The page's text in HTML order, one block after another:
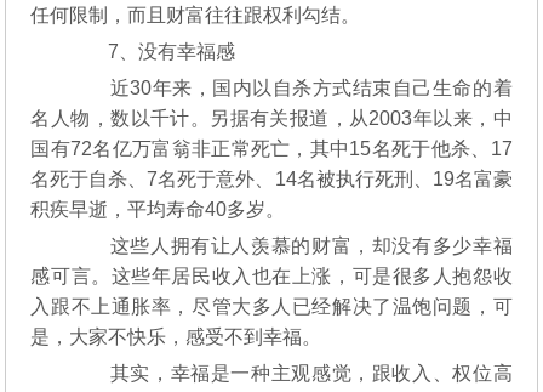
任何限制，而且财富往往跟权利勾结。
7、没有幸福感
近30年来，国内以自杀方式结束自己生命的着
名人物，数以千计。另据有关报道，从2003年以来，中
国有72名亿万富翁非正常死亡，其中15名死于他杀、17
名死于自杀、7名死于意外、14名被执行死刑、19名富豪
积疾早逝，平均寿命40多岁。
这些人拥有让人羡慕的财富，却没有多少幸福
感可言。这些年居民收入也在上涨，可是很多人抱怨收
入跟不上通胀率，尽管大多人已经解决了温饱问题，可
是，大家不快乐，感受不到幸福。
其实，幸福是一种主观感觉，跟收入、权位高